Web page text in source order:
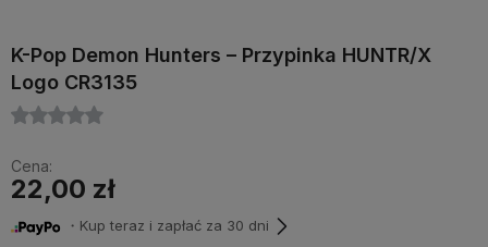
K-Pop Demon Hunters – Przypinka HUNTR/X
Logo CR3135
Cena:
22,00 zł
・Kup teraz i zapłać za 30 dni